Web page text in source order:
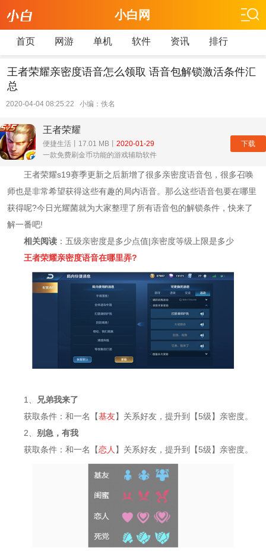
小白网
首页 网游 单机 软件 资讯 排行
王者荣耀亲密度语音怎么领取 语音包解锁激活条件汇
总
2020-04-04 08:25:22 小编：佚名
下载
王者荣耀
便捷生活丨17.01 MB丨 2020-01-29
一款免费刷金币功能的游戏辅助软件
王者荣耀s19赛季更新之后新增了很多亲密度语音包，很多召唤
师也是非常希望获得这些有趣的局内语音。那么这些语音包要在哪里
获得呢?今日光耀菌就为大家整理了所有语音包的解锁条件，快来了
解一番吧!
相关阅读 ：五级亲密度是多少点值|亲密度等级上限是多少
王者荣耀亲密度语音在哪里弄?
1、
兄弟我来了
获取条件：和一名【基友】关系好友，提升到【5级】亲密度。
2、 别急，有我
获取条件：和一名【恋人 】关系好友，提升到【5级】亲密度。